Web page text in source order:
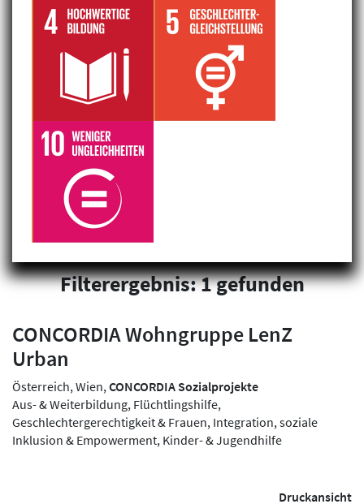
Klimagerechtigkeit
Geschlechtergerechtigkeit
Inklusion
Filterergebnis: 1 gefunden
CONCORDIA Wohngruppe LenZ
Urban
Österreich, Wien, CONCORDIA Sozialprojekte
Aus- & Weiterbildung, Flüchtlingshilfe,
Geschlechtergerechtigkeit & Frauen, Integration, soziale
Inklusion & Empowerment, Kinder- & Jugendhilfe
Druckansicht